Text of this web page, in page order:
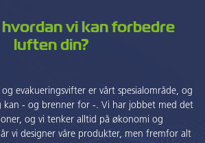
vi kan forbedre
luften din?
evakueringsvifter er vårt spesialområde, og
kan - og brenner for -. Vi har jobbet med det
og vi tenker alltid på økonomi og
vi designer våre produkter, men fremfor alt